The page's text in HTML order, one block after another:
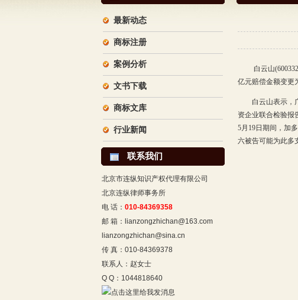
最新动态
商标注册
案例分析
文书下载
商标文库
行业新闻
联系我们
北京市连纵知识产权代理有限公司
北京连纵律师事务所
电 话： 010-84369358
邮 箱：lianzongzhichan@163.com
lianzongzhichan@sina.cn
传 真：010-84369378
联系人：赵女士
Q Q：1044818640
白云山
亿元赔偿金额变更
白云山表示，广
资企业联合检验报
5月19日期间，加
六被告可能为此多